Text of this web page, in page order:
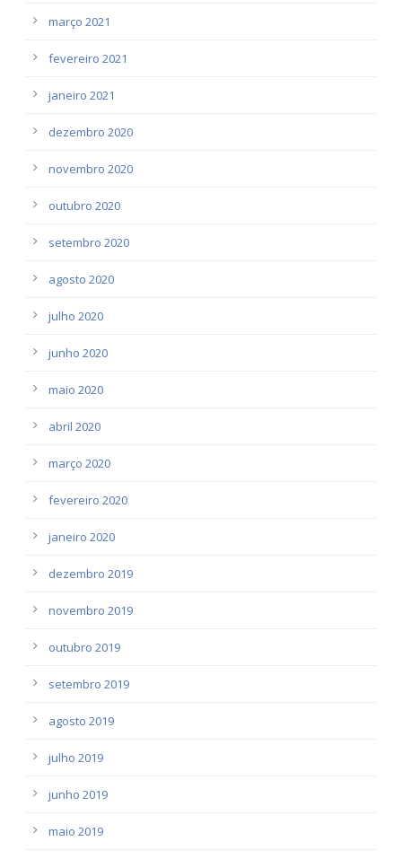
março 2021
fevereiro 2021
janeiro 2021
dezembro 2020
novembro 2020
outubro 2020
setembro 2020
agosto 2020
julho 2020
junho 2020
maio 2020
abril 2020
março 2020
fevereiro 2020
janeiro 2020
dezembro 2019
novembro 2019
outubro 2019
setembro 2019
agosto 2019
julho 2019
junho 2019
maio 2019